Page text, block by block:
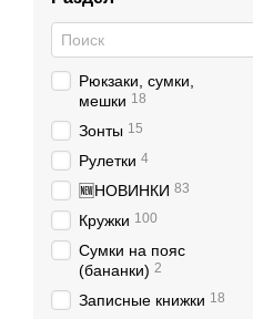
Рюкзаки, сумки,
мешки 18
Зонты 15
Рулетки 4
🆕НОВИНКИ 83
Кружки 100
Сумки на пояс
(бананки) 2
Записные книжки 18